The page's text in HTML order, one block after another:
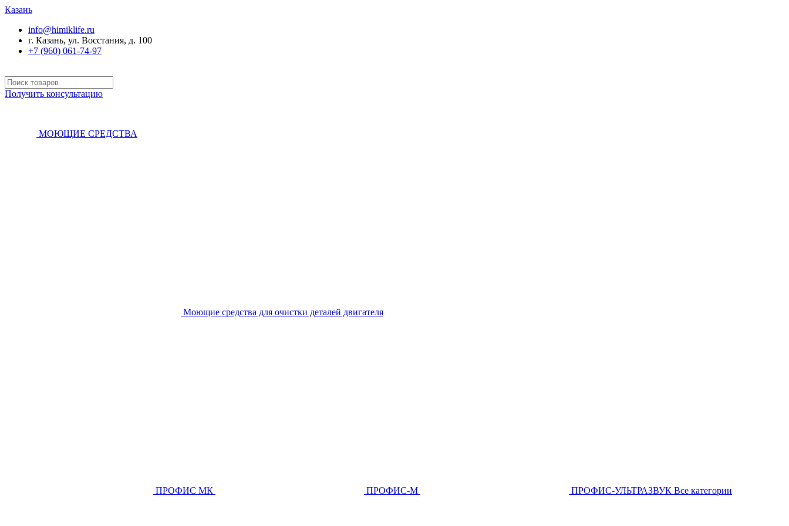
Казань
info@himiklife.ru
г. Казань, ул. Восстания, д. 100
+7 (960) 061-74-97
Получить консультацию
МОЮЩИЕ СРЕДСТВА
Моющие средства для очистки деталей двигателя
ПРОФИС МК ПРОФИС-М ПРОФИС-УЛЬТРАЗВУК Все категории